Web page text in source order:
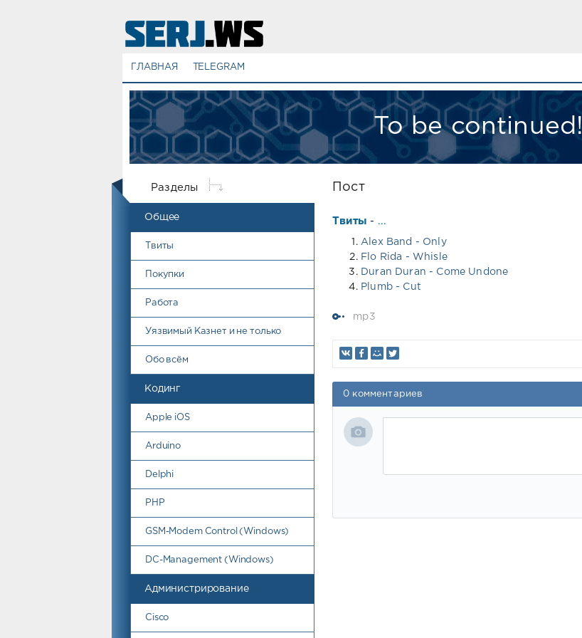
ГЛАВНАЯ TELEGRAM
To be continued!
Разделы
Общее
Твиты
Покупки
Работа
Уязвимый Казнет и не только
Обо всём
Кодинг
Apple iOS
Arduino
Delphi
PHP
GSM-Modem Control (Windows)
DC-Management (Windows)
Администрирование
Cisco
Пост
Твиты -
Alex Band - Only
Flo Rida - Whisle
Duran Duran - Come Undone
Plumb - Cut
mp3
0 комментариев